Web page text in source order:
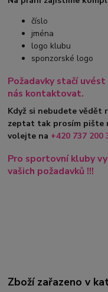
číslo
jména
logo klubu
sponzorské logo
Požadavky stačí
nás kontaktovat.
Když si nebudete vědět
zeptat tak prosím pište
volejte na +420 737 200
Pro sportovní kluby
vašich požadavků !!!
Zboží zařazeno v